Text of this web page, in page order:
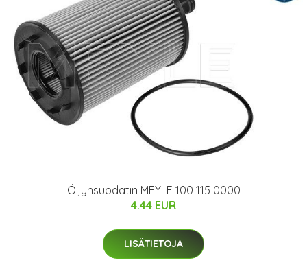
Öljynsuodatin MEYLE 100 115 0000
4.44 EUR
LISÄTIETOJA